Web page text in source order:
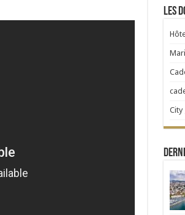
Les
City